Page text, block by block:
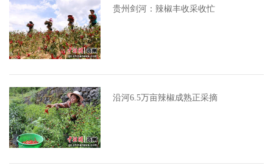
贵州剑河：辣椒丰收采收忙
沿河6.5万亩辣椒成熟正采摘